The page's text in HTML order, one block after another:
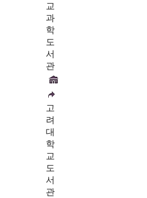
교
과
학
도
서
관
고
려
대
학
교
도
서
관